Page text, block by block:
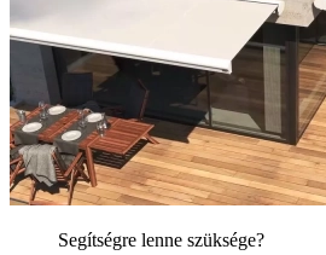
Segítségre lenne szüksége?